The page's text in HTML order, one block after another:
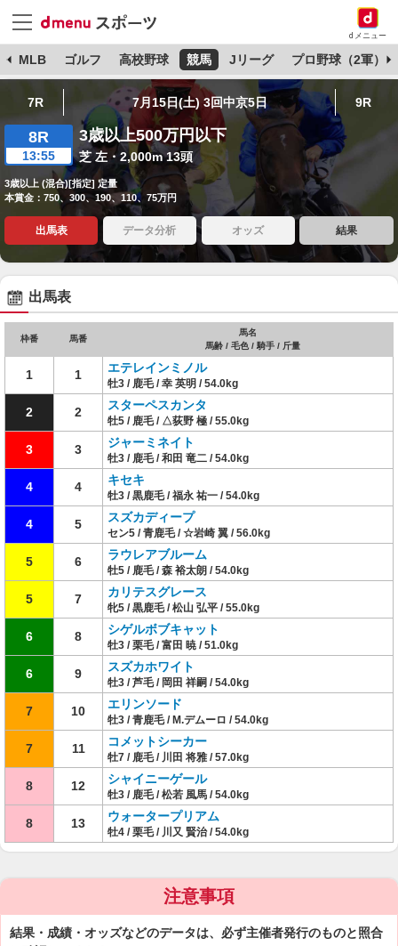
dメニュー
MLB ゴルフ 高校野球 競馬 Jリーグ プロ野球（2軍）
7R 7月15日(土) 3回中京5日 9R
8R
13:55
3歳以上500万円以下
芝 左・2,000m 13頭
3歳以上 (混合)[指定] 定量
本賞金：750、300、190、110、75万円
出馬表 データ分析 オッズ 結果
出馬表
枠番 馬番
馬名
馬齢 / 毛色 / 騎手 / 斤量
1 1 エテレインミノル
牡3 / 鹿毛 / 幸 英明 / 54.0kg
2 2 スターペスカンタ
牡5 / 鹿毛 / △荻野 極 / 55.0kg
3 3 ジャーミネイト
牡3 / 鹿毛 / 和田 竜二 / 54.0kg
4 4 キセキ
牡3 / 黒鹿毛 / 福永 祐一 / 54.0kg
4 5 スズカディープ
セン5 / 青鹿毛 / ☆岩崎 翼 / 56.0kg
5 6 ラウレアブルーム
牡5 / 鹿毛 / 森 裕太朗 / 54.0kg
5 7 カリテスグレース
牝5 / 黒鹿毛 / 松山 弘平 / 55.0kg
6 8 シゲルボブキャット
牡3 / 栗毛 / 富田 暁 / 51.0kg
6 9 スズカホワイト
牡3 / 芦毛 / 岡田 祥嗣 / 54.0kg
7 10 エリンソード
牡3 / 青鹿毛 / M.デムーロ / 54.0kg
7 11 コメットシーカー
牡7 / 鹿毛 / 川田 将雅 / 57.0kg
8 12 シャイニーゲール
牡3 / 鹿毛 / 松若 風馬 / 54.0kg
8 13 ウォータープリアム
牡4 / 栗毛 / 川又 賢治 / 54.0kg
注意事項
結果・成績・オッズなどのデータは、必ず主催者発行のものと照合